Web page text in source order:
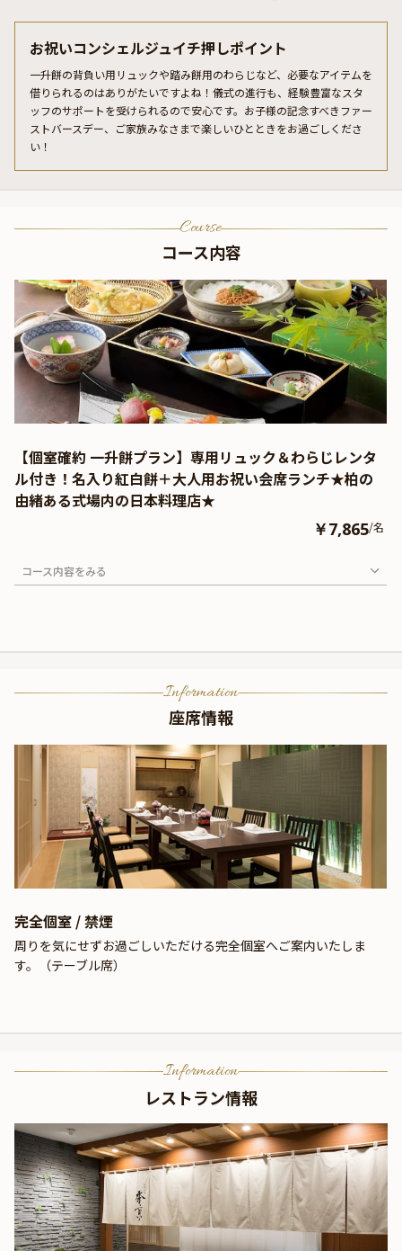
お祝いコンシェルジュイチ押しポイント
一升餅の背負い用リュックや踏み餅用のわらじなど、必要なアイテムを
借りられるのはありがたいですよね！儀式の進行も、経験豊富なスタ
ッフのサポートを受けられるので安心です。お子様の記念すべきファー
ストバースデー、ご家族みなさまで楽しいひとときをお過ごしくださ
い！
Course
コース内容
【個室確約 一升餅プラン】専用リュック＆わらじレンタ
ル付き！名入り紅白餅＋大人用お祝い会席ランチ★柏の
由緒ある式場内の日本料理店★
￥7,865/名
コース内容をみる
Information
座席情報
完全個室 / 禁煙
周りを気にせずお過ごしいただける完全個室へご案内いたしま
す。（テーブル席）
Information
レストラン情報